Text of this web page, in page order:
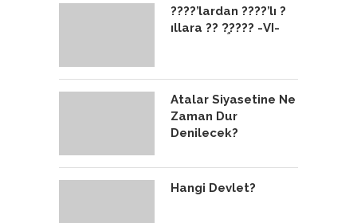
????’lardan ????’lı ?
ıllara ?? ?̧???? -VI-
Atalar Siyasetine Ne
Zaman Dur
Denilecek?
Hangi Devlet?